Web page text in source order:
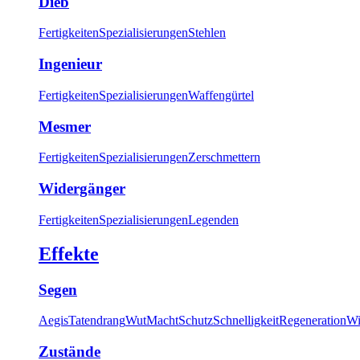
FertigkeitenSpezialisierungenStehlen
Ingenieur
FertigkeitenSpezialisierungenWaffengürtel
Mesmer
FertigkeitenSpezialisierungenZerschmettern
Widergänger
FertigkeitenSpezialisierungenLegenden
Effekte
Segen
AegisTatendrangWutMachtSchutzSchnelligkeitRegeneration
Zustände